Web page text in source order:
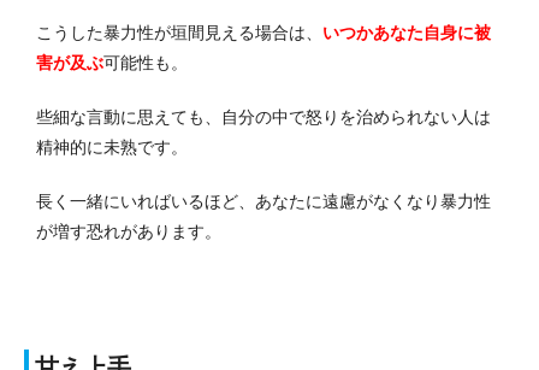
こうした暴力性が垣間見える場合は、 いつかあなた自身に被
害が及ぶ可能性も。
些細な言動に思えても、自分の中で怒りを治められない人は
精神的に未熟です。
長く一緒にいればいるほど、あなたに遠慮がなくなり暴力性
が増す恐れがあります。